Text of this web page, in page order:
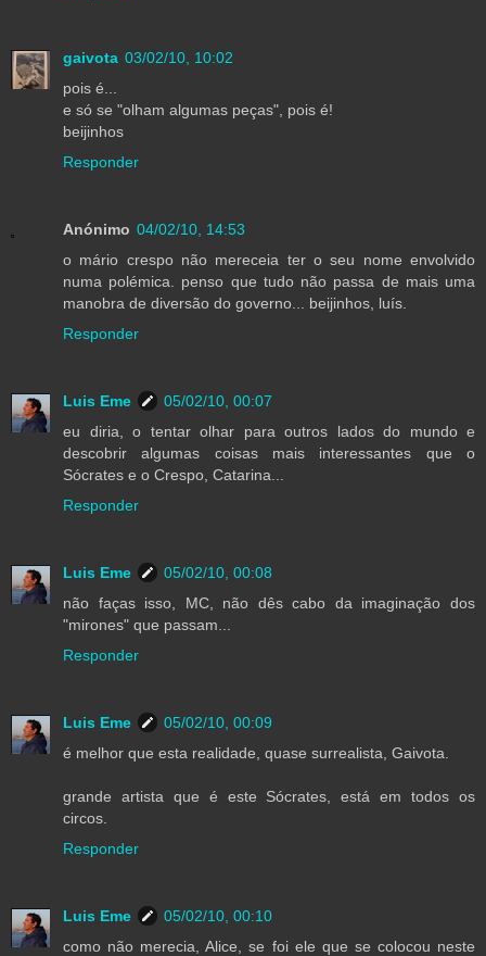
gaivota 03/02/10, 10:02
pois é...
e só se "olham algumas peças", pois é!
beijinhos
Responder
Anónimo 04/02/10, 14:53
o mário crespo não mereceia ter o seu nome envolvido
numa polémica. penso que tudo não passa de mais uma
manobra de diversão do governo... beijinhos, luís.
Responder
Luis Eme
05/02/10, 00:07
eu diria, o tentar olhar para outros lados do mundo e
descobrir algumas coisas mais interessantes que o
Sócrates e o Crespo, Catarina...
Responder
Luis Eme
05/02/10, 00:08
não faças isso, MC, não dês cabo da imaginação dos
"mirones" que passam...
Responder
Luis Eme
05/02/10, 00:09
é melhor que esta realidade, quase surrealista, Gaivota.
grande artista que é este Sócrates, está em todos os
circos.
Responder
Luis Eme
05/02/10, 00:10
como não merecia, Alice, se foi ele que se colocou neste